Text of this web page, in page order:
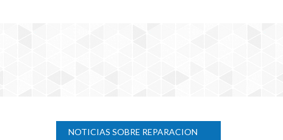
NOTICIAS SOBRE REPARACION